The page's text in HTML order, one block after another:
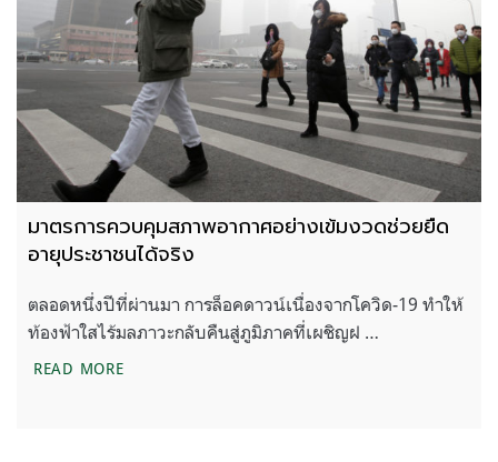
มาตรการควบคุมสภาพอากาศอย่างเข้มงวดช่วยยืด
อายุประชาชนได้จริง
ตลอดหนึ่งปีที่ผ่านมา การล็อคดาวน์เนื่องจากโควิด-19 ทำให้
ท้องฟ้าใสไร้มลภาวะกลับคืนสู่ภูมิภาคที่เผชิญฝ …
READ MOREมาตรการควบคุมสภาพอากาศอย่างเข้มงวดช่วยยืดอา